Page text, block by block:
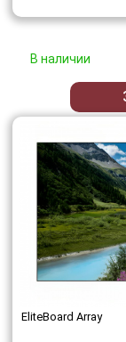
В наличии
EliteBoard Array